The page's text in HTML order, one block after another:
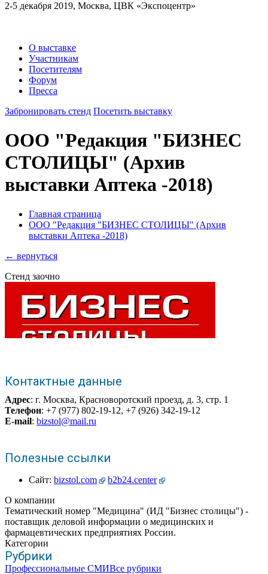
2-5 декабря 2019, Москва, ЦВК «Экспоцентр»
О выставке
Участникам
Посетителям
Форум
Пресса
Забронировать стенд Посетить выставку
ООО "Редакция "БИЗНЕС
СТОЛИЦЫ" (Архив
выставки Аптека -2018)
Главная страница
ООО "Редакция "БИЗНЕС СТОЛИЦЫ" (Архив
выставки Аптека -2018)
← вернуться
Стенд заочно
Контактные данные
Адрес: г. Москва, Красноворотский проезд, д. 3, стр. 1
Телефон: +7 (977) 802-19-12, +7 (926) 342-19-12
E-mail: bizstol@mail.ru
Полезные ссылки
Сайт: bizstol.com
b2b24.center
О компании
Тематический номер "Медицина" (ИД "Бизнес столицы") -
поставщик деловой информации о медицинских и
фармацевтических предприятиях России.
Категории
Рубрики
Профессиональные СМИВсе рубрики